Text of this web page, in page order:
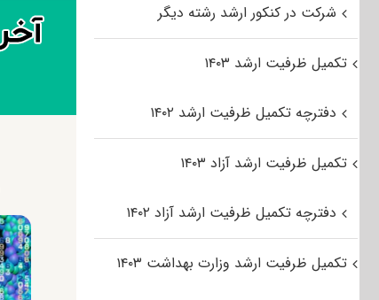
شرکت در کنکور ارشد رشته دیگر
تکمیل ظرفیت ارشد ۱۴۰۳
دفترچه تکمیل ظرفیت ارشد ۱۴۰۲
تکمیل ظرفیت ارشد آزاد ۱۴۰۳
دفترچه تکمیل ظرفیت ارشد آزاد ۱۴۰۲
تکمیل ظرفیت ارشد وزارت بهداشت ۱۴۰۳